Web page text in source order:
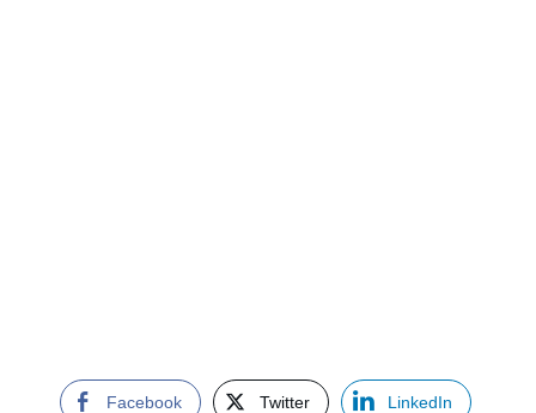
Facebook Twitter LinkedIn